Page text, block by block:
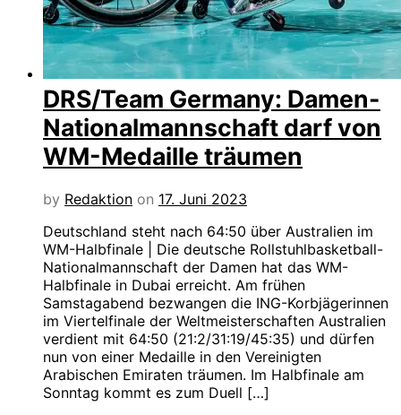
DRS/Team Germany: Damen-
Nationalmannschaft darf von
WM-Medaille träumen
by Redaktion on 17. Juni 2023
Deutschland steht nach 64:50 über Australien im
WM-Halbfinale | Die deutsche Rollstuhlbasketball-
Nationalmannschaft der Damen hat das WM-
Halbfinale in Dubai erreicht. Am frühen
Samstagabend bezwangen die ING-Korbjägerinnen
im Viertelfinale der Weltmeisterschaften Australien
verdient mit 64:50 (21:2/31:19/45:35) und dürfen
nun von einer Medaille in den Vereinigten
Arabischen Emiraten träumen. Im Halbfinale am
Sonntag kommt es zum Duell […]